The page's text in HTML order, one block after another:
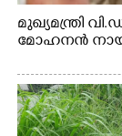
മുഖ്യമന്ത്രി
മോഹനൻ